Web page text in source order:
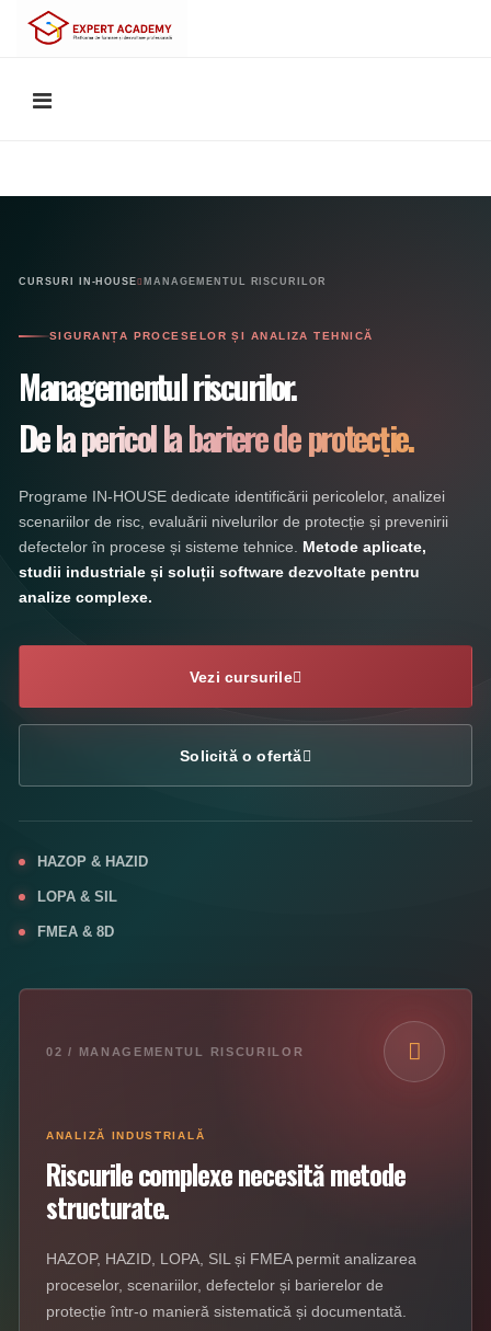
CURSURI IN-HOUSE MANAGEMENTUL RISCURILOR
SIGURANȚA PROCESELOR ȘI ANALIZA TEHNICĂ
Managementul riscurilor.
De la pericol la bariere de protecție.
Programe IN-HOUSE dedicate identificării pericolelor, analizei
scenariilor de risc, evaluării nivelurilor de protecție și prevenirii
defectelor în procese și sisteme tehnice. Metode aplicate,
studii industriale și soluții software dezvoltate pentru
analize complexe.
Vezi cursurile
Solicită o ofertă
HAZOP & HAZID
LOPA & SIL
FMEA & 8D
02 / MANAGEMENTUL RISCURILOR
ANALIZĂ INDUSTRIALĂ
Riscurile complexe necesită metode
structurate.
HAZOP, HAZID, LOPA, SIL și FMEA permit analizarea
proceselor, scenariilor, defectelor și barierelor de
protecție într-o manieră sistematică și documentată.